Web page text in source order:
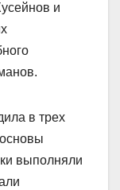
и
в трех
выполняли